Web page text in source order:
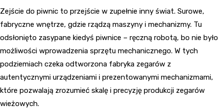
Zejście do piwnic to przejście w zupełnie inny świat. Surowe,
fabryczne wnętrze, gdzie rządzą maszyny i mechanizmy. Tu
odsłonięto zasypane kiedyś piwnice – ręczną robotą, bo nie było
możliwości wprowadzenia sprzętu mechanicznego. W tych
podziemiach czeka odtworzona fabryka zegarów z
autentycznymi urządzeniami i prezentowanymi mechanizmami,
które pozwalają zrozumieć skalę i precyzję produkcji zegarów
wieżowych.